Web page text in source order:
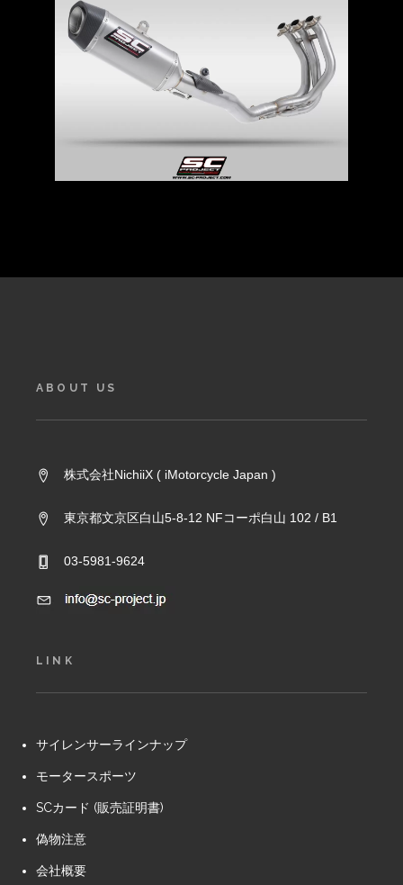
ABOUT US
株式会社NichiiX ( iMotorcycle Japan )
東京都文京区白山5-8-12 NFコーポ白山 102 / B1
03-5981-9624
LINK
サイレンサーラインナップ
モータースポーツ
SCカード (販売証明書)
偽物注意
会社概要